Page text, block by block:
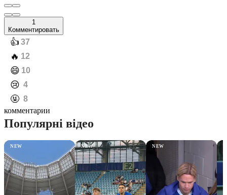
1
Комментировать
️👍 37
️🔥 12
️😄 10
️😢 4
️🤬 8
комментарии